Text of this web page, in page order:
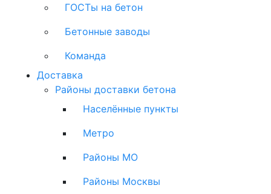
ГОСТы на бетон
Бетонные заводы
Команда
Доставка
Районы доставки бетона
Населённые пункты
Метро
Районы МО
Районы Москвы